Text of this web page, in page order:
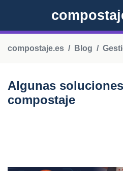
compostaje.es Blog
Algunas
compostaje